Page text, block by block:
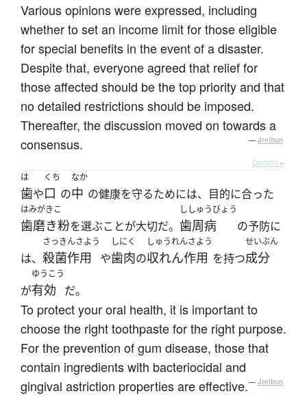
Various opinions were expressed, including
whether to set an income limit for those eligible
for special benefits in the event of a disaster.
Despite that, everyone agreed that relief for
those affected should be the top priority and that
no detailed restrictions should be imposed.
Thereafter, the discussion moved on towards a
consensus.
— Jreibun
Details ▸
は
歯や
くち
口 の
なか
中 の健康を守るためには、目的に合った
はみがきこ
歯磨き粉を選ぶことが大切だ。
ししゅうびょう
歯周病 の予防に
は、
さっきんさよう
殺菌作用 や
しにく
歯肉の
しゅうれんさよう
収れん作用 を持つ
せいぶん
成分
が
ゆうこう
有効 だ。
To protect your oral health, it is important to
choose the right toothpaste for the right purpose.
For the prevention of gum disease, those that
contain ingredients with bacteriocidal and
gingival astriction properties are effective.— Jreibun